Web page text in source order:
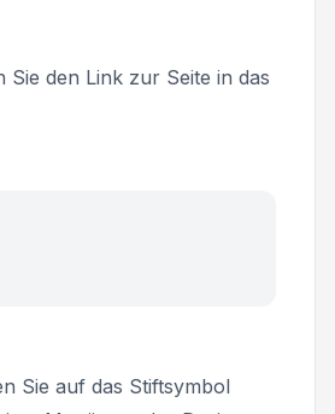
Sie den Link zur Seite in das
Sie auf das Stiftsymbol